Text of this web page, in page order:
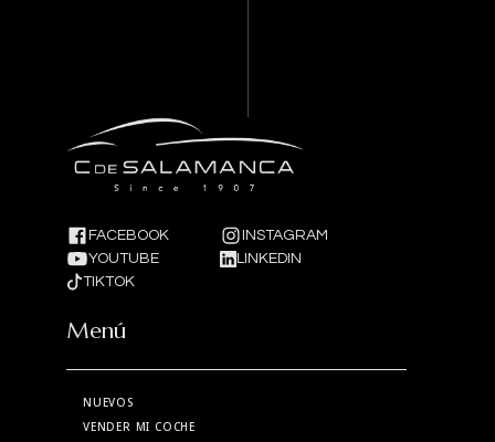
FACEBOOK
INSTAGRAM
YOUTUBE
LINKEDIN
TIKTOK
Menú
NUEVOS
VENDER MI COCHE